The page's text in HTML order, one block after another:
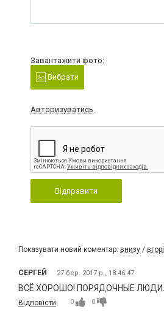
Завантажити фото:
Вибрати
Авторизуватись
Відправити
Показувати новий коментар: внизу / вгорі
СЕРГЕЙ 27 бер. 2017 р., 18:46:47
ВСЁ ХОРОШО! ПОРЯДОЧНЫЕ ЛЮДИ.
Відповісти 0 0